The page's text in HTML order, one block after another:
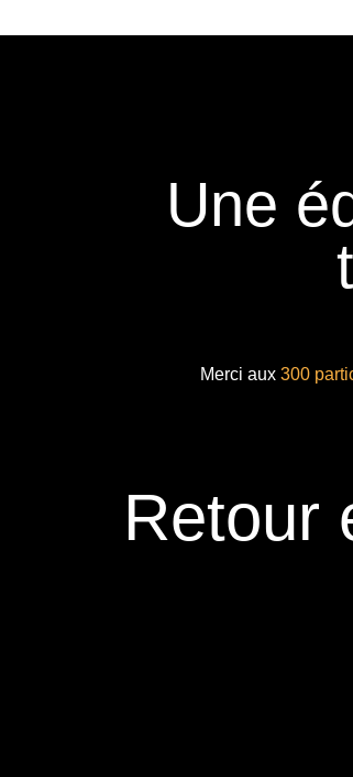
Une
Merci aux 300
Retour